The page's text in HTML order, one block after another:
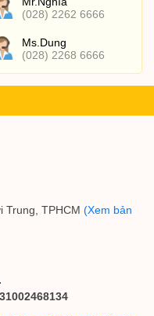
(028) 2262 6666
Ms.Dung
(028) 2268 6666
Trung, TPHCM (Xem bản